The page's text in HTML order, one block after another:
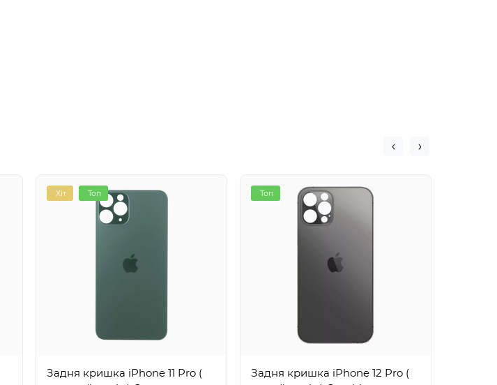
Хіт Топ
Задня кришка iPhone 11 Pro (
Топ
Задня кришка iPhone 12 Pro (